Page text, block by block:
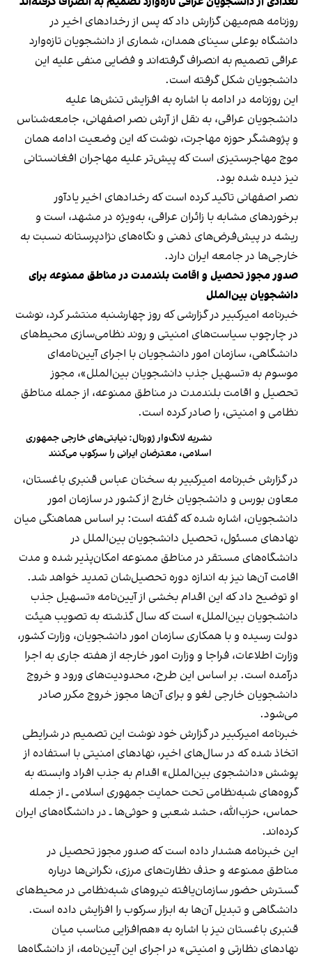
روزنامه هم‌میهن گزارش داد که پس از رخدادهای اخیر در
دانشگاه بوعلی سینای همدان، شماری از دانشجویان تازه‌وارد
عراقی تصمیم به انصراف گرفته‌اند و فضایی منفی علیه این
دانشجویان شکل گرفته است.
این روزنامه در ادامه با اشاره به افزایش تنش‌ها علیه
دانشجویان عراقی، به نقل از آرش نصر اصفهانی، جامعه‌شناس
و پژوهشگر حوزه مهاجرت، نوشت که این وضعیت ادامه همان
موج مهاجرستیزی است که پیش‌تر علیه مهاجران افغانستانی
نیز دیده شده بود.
نصر اصفهانی تاکید کرده است که رخدادهای اخیر یادآور
برخوردهای مشابه با زائران عراقی، به‌ویژه در مشهد، است و
ریشه در پیش‌فرض‌های ذهنی و نگاه‌های نژادپرستانه نسبت به
خارجی‌ها در جامعه ایران دارد.
صدور مجوز تحصیل و اقامت بلندمدت در مناطق ممنوعه برای
دانشجویان بین‌الملل
خبرنامه امیرکبیر در گزارشی که روز چهارشنبه منتشر کرد، نوشت
در چارچوب سیاست‌های امنیتی و روند نظامی‌سازی محیط‌های
دانشگاهی، سازمان امور دانشجویان با اجرای آیین‌نامه‌ای
موسوم به «تسهیل جذب دانشجویان بین‌الملل»، مجوز
تحصیل و اقامت بلندمدت در مناطق ممنوعه، از جمله مناطق
نظامی و امنیتی، را صادر کرده است.
نشریه لانگ‌وار ژورنال: نیابتی‌های خارجی جمهوری
اسلامی، معترضان ایرانی را سرکوب می‌کنند
در گزارش خبرنامه امیرکبیر به سخنان عباس قنبری باغستان،
معاون بورس و دانشجویان خارج از کشور در سازمان امور
دانشجویان، اشاره شده که گفته است: بر اساس هماهنگی میان
نهادهای مسئول، تحصیل دانشجویان بین‌الملل در
دانشگاه‌های مستقر در مناطق ممنوعه امکان‌پذیر شده و مدت
اقامت آن‌ها نیز به اندازه دوره تحصیل‌شان تمدید خواهد شد.
او توضیح داد که این اقدام بخشی از آیین‌نامه «تسهیل جذب
دانشجویان بین‌الملل» است که سال گذشته به تصویب هیئت
دولت رسیده و با همکاری سازمان امور دانشجویان، وزارت کشور،
وزارت اطلاعات، فراجا و وزارت امور خارجه از هفته جاری به اجرا
درآمده است. بر اساس این طرح، محدودیت‌های ورود و خروج
دانشجویان خارجی لغو و برای آن‌ها مجوز خروج مکرر صادر
می‌شود.
خبرنامه امیرکبیر در گزارش خود نوشت این تصمیم در شرایطی
اتخاذ شده که در سال‌های اخیر، نهادهای امنیتی با استفاده از
پوشش «دانشجوی بین‌الملل» اقدام به جذب افراد وابسته به
گروه‌های شبه‌نظامی تحت حمایت جمهوری اسلامی ـ از جمله
حماس، حزب‌الله، حشد شعبی و حوثی‌ها ـ در دانشگاه‌های ایران
کرده‌اند.
این خبرنامه هشدار داده است که صدور مجوز تحصیل در
مناطق ممنوعه و حذف نظارت‌های مرزی، نگرانی‌ها درباره
گسترش حضور سازمان‌یافته نیروهای شبه‌نظامی در محیط‌های
دانشگاهی و تبدیل آن‌ها به ابزار سرکوب را افزایش داده است.
قنبری باغستان نیز با اشاره به «هم‌افزایی مناسب میان
نهادهای نظارتی و امنیتی» در اجرای این آیین‌نامه، از دانشگاه‌ها